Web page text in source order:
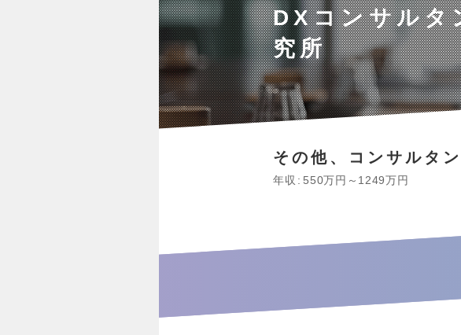
DXコンサルタ
究所
その他、コンサルタ
年収 550万円～1249万円